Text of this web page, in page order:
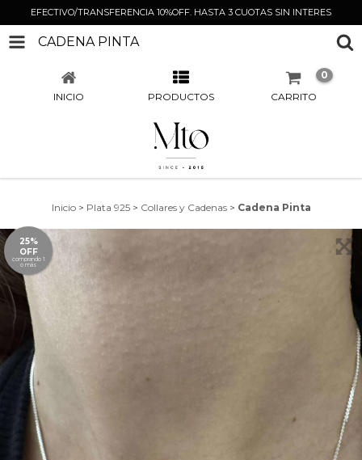
EFECTIVO/TRANSFERENCIA 10%OFF. HASTA 3 CUOTAS SIN INTERES
CADENA PINTA
INICIO PRODUCTOS CARRITO
0
Inicio > Plata 925 > Collares y Cadenas > Cadena Pinta
25%
OFF
comprando 1
o más